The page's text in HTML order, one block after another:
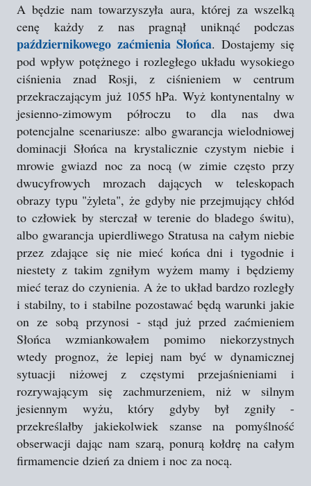
A będzie nam towarzyszyła aura, której za wszelką
cenę każdy z nas pragnął uniknąć podczas
październikowego zaćmienia Słońca. Dostajemy się
pod wpływ potężnego i rozległego układu wysokiego
ciśnienia znad Rosji, z ciśnieniem w centrum
przekraczającym już 1055 hPa. Wyż kontynentalny w
jesienno-zimowym półroczu to dla nas dwa
potencjalne scenariusze: albo gwarancja wielodniowej
dominacji Słońca na krystalicznie czystym niebie i
mrowie gwiazd noc za nocą (w zimie często przy
dwucyfrowych mrozach dających w teleskopach
obrazy typu "żyleta", że gdyby nie przejmujący chłód
to człowiek by sterczał w terenie do bladego świtu),
albo gwarancja upierdliwego Stratusa na całym niebie
przez zdające się nie mieć końca dni i tygodnie i
niestety z takim zgniłym wyżem mamy i będziemy
mieć teraz do czynienia. A że to układ bardzo rozległy
i stabilny, to i stabilne pozostawać będą warunki jakie
on ze sobą przynosi - stąd już przed zaćmieniem
Słońca wzmiankowałem pomimo niekorzystnych
wtedy prognoz, że lepiej nam być w dynamicznej
sytuacji niżowej z częstymi przejaśnieniami i
rozrywającym się zachmurzeniem, niż w silnym
jesiennym wyżu, który gdyby był zgniły -
przekreślałby jakiekolwiek szanse na pomyślność
obserwacji dając nam szarą, ponurą kołdrę na całym
firmamencie dzień za dniem i noc za nocą.